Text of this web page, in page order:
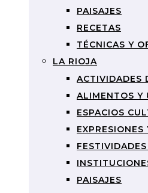
PAISAJES
RECETAS
TÉCNICAS Y
LA RIOJA
ACTIVIDADES
ALIMENTOS Y
ESPACIOS
PAISAJES